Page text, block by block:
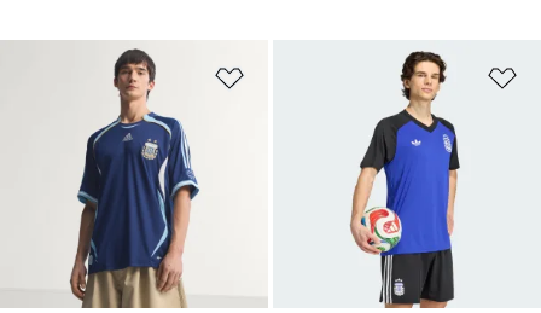
Zur Wunschliste hinzufügen